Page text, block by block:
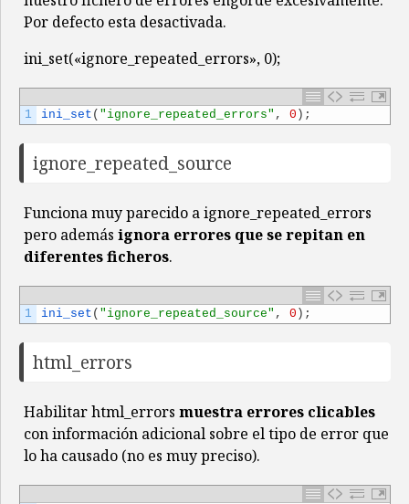
Por defecto esta desactivada.
ini_set(«ignore_repeated_errors», 0);
1 ini_set ( "ignore_repeated_errors" , 0 ) ;
ignore_repeated_source
Funciona muy parecido a ignore_repeated_errors
pero además ignora errores que se repitan en
diferentes ficheros.
1 ini_set ( "ignore_repeated_source" , 0 ) ;
html_errors
Habilitar html_errors muestra errores clicables
con información adicional sobre el tipo de error que
lo ha causado (no es muy preciso).